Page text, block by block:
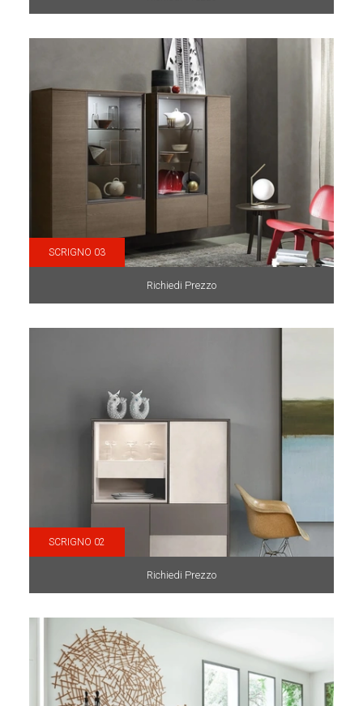
SCRIGNO 03
Richiedi Prezzo
SCRIGNO 02
Richiedi Prezzo